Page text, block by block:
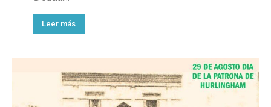
Leer más